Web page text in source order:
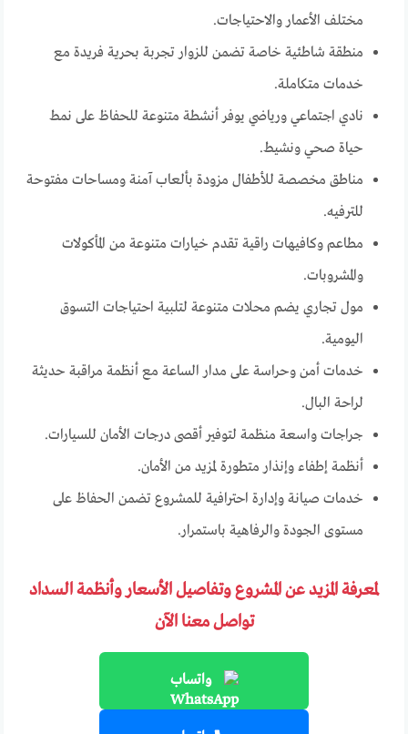
مختلف الأعمار والاحتياجات.
منطقة شاطئية خاصة تضمن للزوار تجربة بحرية فريدة مع
خدمات متكاملة.
نادي اجتماعي ورياضي يوفر أنشطة متنوعة للحفاظ على نمط
حياة صحي ونشيط.
مناطق مخصصة للأطفال مزودة بألعاب آمنة ومساحات مفتوحة
للترفيه.
مطاعم وكافيهات راقية تقدم خيارات متنوعة من المأكولات
والمشروبات.
مول تجاري يضم محلات متنوعة لتلبية احتياجات التسوق
اليومية.
خدمات أمن وحراسة على مدار الساعة مع أنظمة مراقبة حديثة
لراحة البال.
جراجات واسعة منظمة لتوفير أقصى درجات الأمان للسيارات.
أنظمة إطفاء وإنذار متطورة لمزيد من الأمان.
خدمات صيانة وإدارة احترافية للمشروع تضمن الحفاظ على
مستوى الجودة والرفاهية باستمرار.
لمعرفة المزيد عن المشروع وتفاصيل الأسعار وأنظمة السداد
تواصل معنا الآن
واتساب